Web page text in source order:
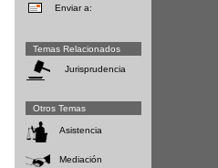
Enviar a:
Temas Relacionados
Jurisprudencia
Otros Temas
Asistencia
Mediación